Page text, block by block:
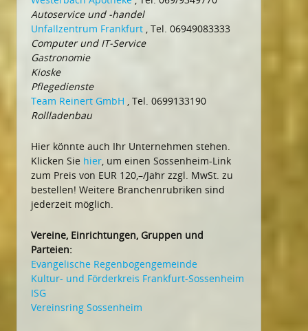
Autoservice und -handel
Unfallzentrum Frankfurt , Tel. 06949083333
Computer und IT-Service
Gastronomie
Kioske
Pflegedienste
Team Reinert GmbH , Tel. 0699133190
Rollladenbau
Hier könnte auch Ihr Unternehmen stehen.
Klicken Sie hier, um einen Sossenheim-Link
zum Preis von EUR 120,–/Jahr zzgl. MwSt. zu
bestellen! Weitere Branchenrubriken sind
jederzeit möglich.
Vereine, Einrichtungen, Gruppen und
Parteien:
Evangelische Regenbogengemeinde
Kultur- und Förderkreis Frankfurt-Sossenheim
ISG
Vereinsring Sossenheim